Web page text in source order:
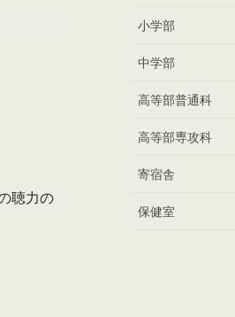
聴力の
小学部
中学部
高等部普通科
高等部専攻科
寄宿舎
保健室